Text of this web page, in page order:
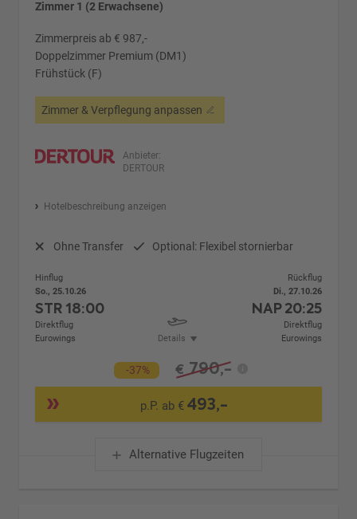
Zimmer 1 (2 Erwachsene)
Zimmerpreis ab € 987,-
Doppelzimmer Premium (DM1)
Frühstück (F)
Zimmer & Verpflegung anpassen
Anbieter:
DERTOUR
Hotelbeschreibung anzeigen
Ohne Transfer Optional: Flexibel stornierbar
Hinflug
So., 25.10.26
STR18:00
Direktflug
Eurowings
Details
Rückflug
Di., 27.10.26
NAP20:25
Direktflug
Eurowings
-37% € 790,-
p.P. ab €493,-
Alternative Flugzeiten